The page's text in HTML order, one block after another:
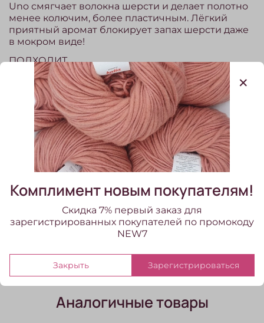
В наличии: 6 шт
420.00 ₽
Uno смягчает волокна шерсти и делает полотно
менее колючим, более пластичным. Лёгкий
приятный аромат блокирует запах шерсти даже
в мокром виде!
ПОДХОДИТ
для первичной обработки изделий из пряжи с
заводской пропиткой. Мягко, но эффективно
удаляет даже самую стойкую пропитку,
раскрывает волокна и смягчает их
Аналогичные товары
Комплимент новым покупателям!
Скидка 7% первый заказ для
зарегистрированных покупателей по промокоду
NEW7
Закрыть Зарегистрироваться